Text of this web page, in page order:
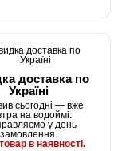
доставка по
Україні
сьогодні — вже
на водоймі.
у день
замовлення.
в наявності.